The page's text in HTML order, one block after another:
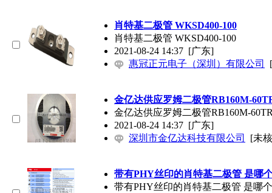
肖特基二极管 WKSD400-100
肖特基二极管 WKSD400-100
2021-08-24 14:37 [广东]
惠冠正元电子（深圳）有限公司
金亿达供应罗姆二极管RB160M-
金亿达供应罗姆二极管RB160M-
2021-08-24 14:37 [广东]
深圳市金亿达科技有限公司
[未
带有PHY丝印的肖特基二极管 是哪
带有PHY丝印的肖特基二极管 是哪